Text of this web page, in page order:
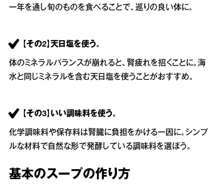
一年を通し旬のものを食べることで、巡りの良い体に。
【その2】天日塩を使う。
体のミネラルバランスが崩れると、腎疲れを招くことに。海
水と同じミネラルを含む天日塩を使うことがおすすめ。
【その3】いい調味料を使う。
化学調味料や保存料は腎臓に負担をかける一因に。シンプ
ルな材料で自然な形で発酵している調味料を選ぼう。
基本のスープの作り方